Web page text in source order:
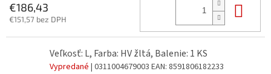
€186,43
€151,57 bez DPH
Veľkosť: L, Farba: HV žltá, Balenie: 1 KS
Vypredané | 0311004679003 EAN: 8591806182233